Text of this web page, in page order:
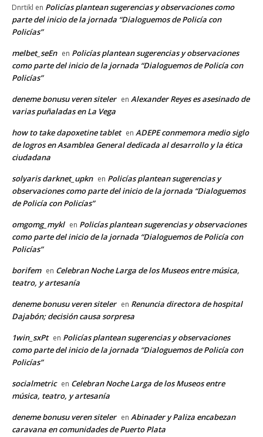
Dnrtikl en Policías plantean sugerencias y observaciones como
parte del inicio de la jornada “Dialoguemos de Policía con
Policías”
melbet_seEn en Policías plantean sugerencias y observaciones
como parte del inicio de la jornada “Dialoguemos de Policía con
Policías”
deneme bonusu veren siteler en Alexander Reyes es asesinado de
varias puñaladas en La Vega
how to take dapoxetine tablet en ADEPE conmemora medio siglo
de logros en Asamblea General dedicada al desarrollo y la ética
ciudadana
solyaris darknet_upkn en Policías plantean sugerencias y
observaciones como parte del inicio de la jornada “Dialoguemos
de Policía con Policías”
omgomg_mykl en Policías plantean sugerencias y observaciones
como parte del inicio de la jornada “Dialoguemos de Policía con
Policías”
borifem en Celebran Noche Larga de los Museos entre música,
teatro, y artesanía
deneme bonusu veren siteler en Renuncia directora de hospital
Dajabón; decisión causa sorpresa
1win_sxPt en Policías plantean sugerencias y observaciones
como parte del inicio de la jornada “Dialoguemos de Policía con
Policías”
socialmetric en Celebran Noche Larga de los Museos entre
música, teatro, y artesanía
deneme bonusu veren siteler en Abinader y Paliza encabezan
caravana en comunidades de Puerto Plata